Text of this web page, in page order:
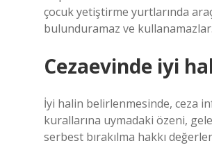
çocuk yetiştirme yurtlarında
bulunduramaz ve kullanamazlar.
Cezaevinde iyi
İyi halin belirlenmesinde, ceza
kurallarına uymadaki özeni,
serbest bırakılma hakkı